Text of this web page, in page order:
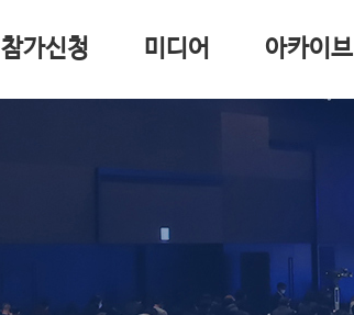
참가신청 미디어 아카이브